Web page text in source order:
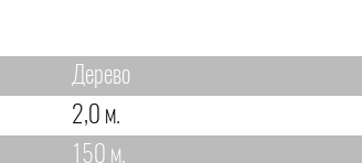
Дерево
2,0 м.
150 м.